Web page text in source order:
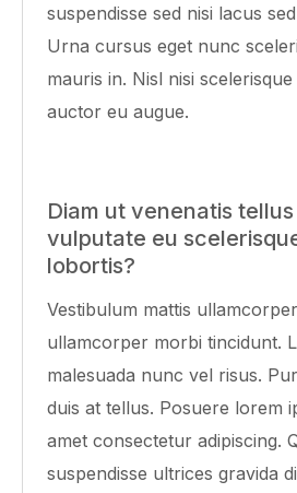
suspendisse sed nisi lacus
Urna cursus eget nunc
mauris in. Nisl nisi
auctor eu augue.
Diam ut venenatis
vulputate eu
lobortis?
Vestibulum mattis
ullamcorper morbi tincidunt.
malesuada nunc vel risus.
duis at tellus. Posuere lorem
amet consectetur adipiscing.
suspendisse ultrices gravida